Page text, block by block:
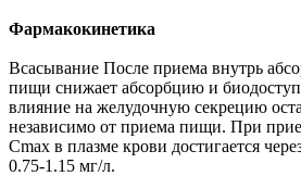
Фармакокинетика
Всасывание После приема внутрь
пищи снижает абсорбцию и
влияние на желудочную секрецию
независимо от приема пищи. При
Cmax в плазме крови достигается
0.75-1.15 мг/л.